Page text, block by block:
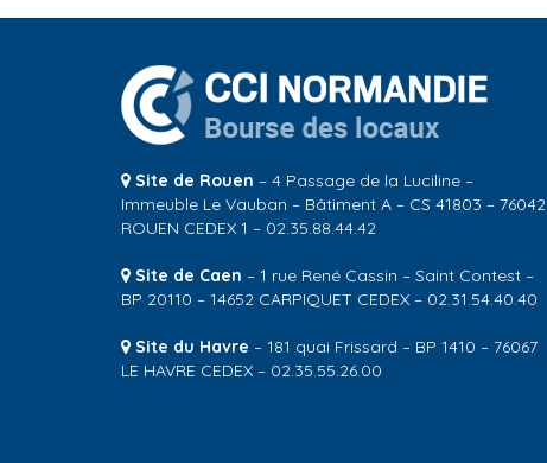
Site de Rouen – 4 Passage de la Luciline –
Immeuble Le Vauban – Bâtiment A – CS 41803 – 76042
ROUEN CEDEX 1 – 02.35.88.44.42
Site de Caen – 1 rue René Cassin – Saint Contest –
BP 20110 – 14652 CARPIQUET CEDEX – 02.31.54.40.40
Site du Havre – 181 quai Frissard – BP 1410 – 76067
LE HAVRE CEDEX – 02.35.55.26.00